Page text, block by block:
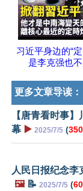
习近平身边的“
是李克强也不
更多文章导读：
【唐青看时事
幕 ▶️ 2025/7/5 (
人民日报纪念李
🖼️📝 2025/7/5 (